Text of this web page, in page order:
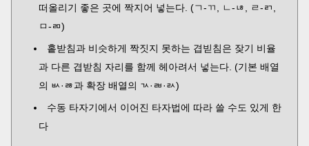
떠올리기 좋은 곳에 짝지어 넣는다. (ㄱ-ㄲ, ㄴ-ㄶ, ㄹ-ㄺ,
ㅁ-ㄻ)
홑받침과 비슷하게 짝짓지 못하는 겹빋침은 잦기 비율
과 다른 겹받침 자리를 함께 헤아려서 넣는다. (기본 배열
의 ㅄ·ㅀ과 확장 배열의 ㄳ·ㄼ·ㄽ)
수동 타자기에서 이어진 타자법에 따라 쓸 수도 있게 한
다